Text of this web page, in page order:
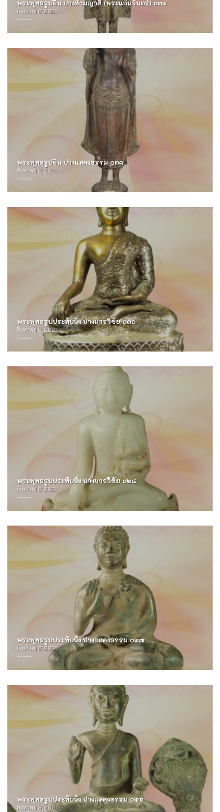
พระพุทธรูปยืน ปางห้ามญาติ (พระแก่นจันทร์) ๐๓๔
สิงหาคม 8, 2021
พระพุทธรูปยืน ปางแสดงธรรม ๐๓๑
สิงหาคม 8, 2021
พระพุทธรูปประทับนั่ง ปางมารวิชัย ๐๓๐
สิงหาคม 8, 2021
พระพุทธรูปประทับนั่ง ปางมารวิชัย ๐๒๘
สิงหาคม 8, 2021
พระพุทธรูปประทับนั่ง ปางแสดงธรรม ๐๒๗
สิงหาคม 8, 2021
พระพุทธรูปประทับนั่ง ปางแสดงธรรม ๐๒๖
สิงหาคม 8, 2021